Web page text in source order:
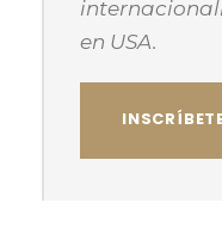
en USA.